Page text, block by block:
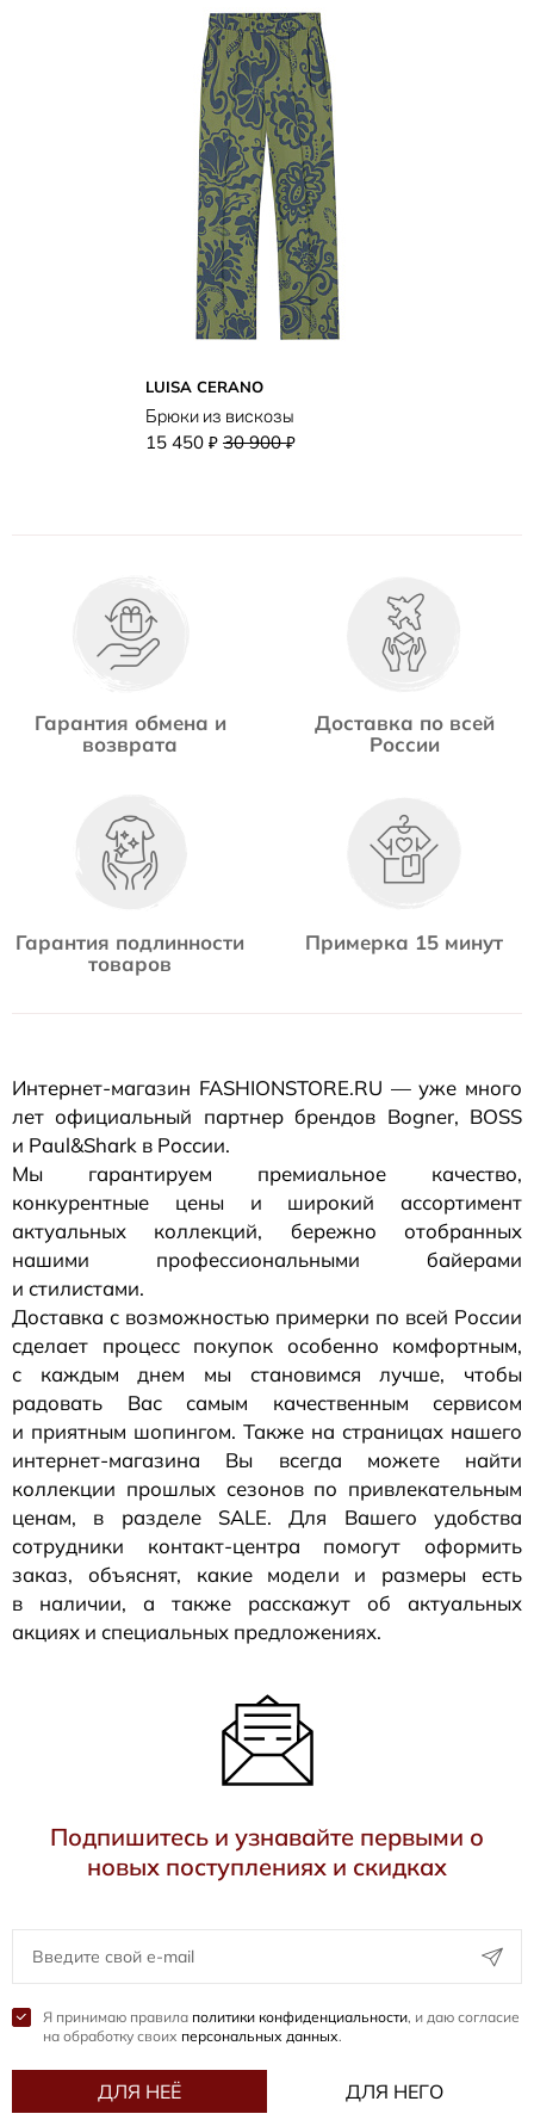
LUISA CERANO
Брюки из вискозы
15 450 ₽ 30 900₽
Гарантия обмена и
возврата
Доставка по всей
России
Гарантия подлинности
товаров
Примерка 15 минут
Интернет-магазин FASHIONSTORE.RU — уже много
лет официальный партнер брендов Bogner, BOSS
и Paul&Shark в России.
Мы гарантируем премиальное качество,
конкурентные цены и широкий ассортимент
актуальных коллекций, бережно отобранных
нашими профессиональными байерами
и стилистами.
Доставка с возможностью примерки по всей России
сделает процесс покупок особенно комфортным,
с каждым днем мы становимся лучше, чтобы
радовать Вас самым качественным сервисом
и приятным шопингом. Также на страницах нашего
интернет-магазина Вы всегда можете найти
коллекции прошлых сезонов по привлекательным
ценам, в разделе SALE. Для Вашего удобства
сотрудники контакт-центра помогут оформить
заказ, объяснят, какие модели и размеры есть
в наличии, а также расскажут об актуальных
акциях и специальных предложениях.
Подпишитесь и узнавайте первыми о
новых поступлениях и скидках
Я принимаю правила политики конфиденциальности, и даю согласие
на обработку своих персональных данных.
ДЛЯ НЕЁ ДЛЯ НЕГО